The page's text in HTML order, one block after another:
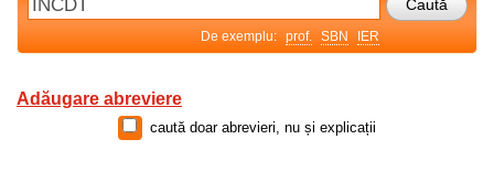
De exemplu: prof. SBN IER
Adăugare abreviere
caută doar abrevieri, nu și explicații